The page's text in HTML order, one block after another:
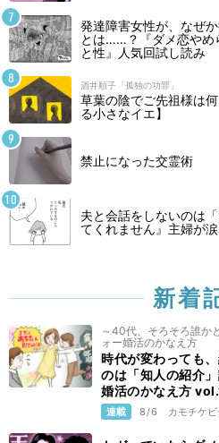
発達障害女性が、なぜ
とは……？『ダメ恋や
と性』人気回試し読み
酒井順子「孤独の功罪」
草葉の陰でご先祖様は
る小さなイエ】
禁止になった交霊術
夫と会話をしないのは
てくれません』主婦が
新着
～40代、そろそろ誰
ォー婚活のかなえ方
時代が変わっても
のは「知人の紹介
婚活のかなえ方
連載 8/6 カモチケ